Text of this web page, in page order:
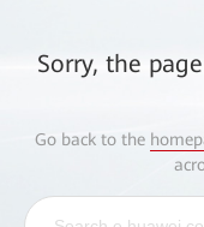
Sorry, the
Go back to the